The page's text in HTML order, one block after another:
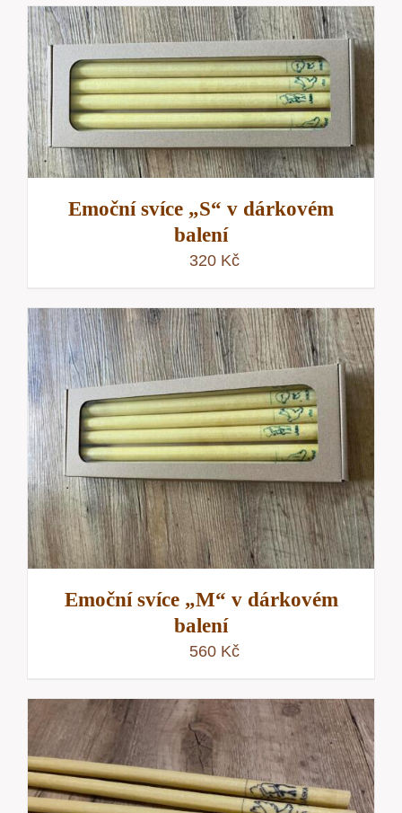
Emoční svíce „S“ v dárkovém
balení
320 Kč
Emoční svíce „M“ v dárkovém
balení
560 Kč